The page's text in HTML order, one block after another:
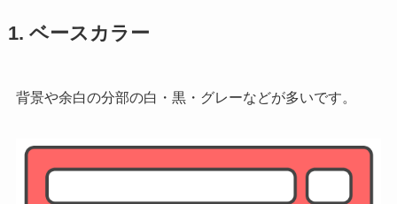
1. ベースカラー
背景や余白の分部の白・黒・グレーなどが多いです。